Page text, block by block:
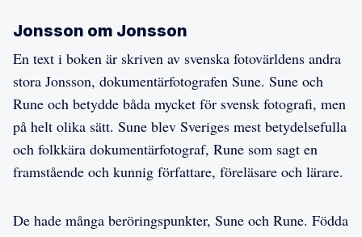
Jonsson om Jonsson
En text i boken är skriven av svenska fotovärldens andra
stora Jonsson, dokumentärfotografen Sune. Sune och
Rune och betydde båda mycket för svensk fotografi, men
på helt olika sätt. Sune blev Sveriges mest betydelsefulla
och folkkära dokumentärfotograf, Rune som sagt en
framstående och kunnig författare, föreläsare och lärare.
De hade många beröringspunkter, Sune och Rune. Födda